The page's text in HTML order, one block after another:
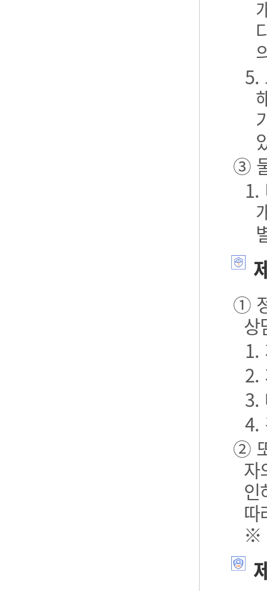
5.
③
1.
①
상
1.
2.
3.
4.
②
자
인
따
※